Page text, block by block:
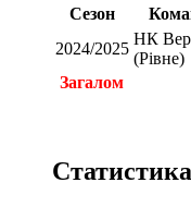
Сезон
2024/2025
НК
(Рівне)
Загалом